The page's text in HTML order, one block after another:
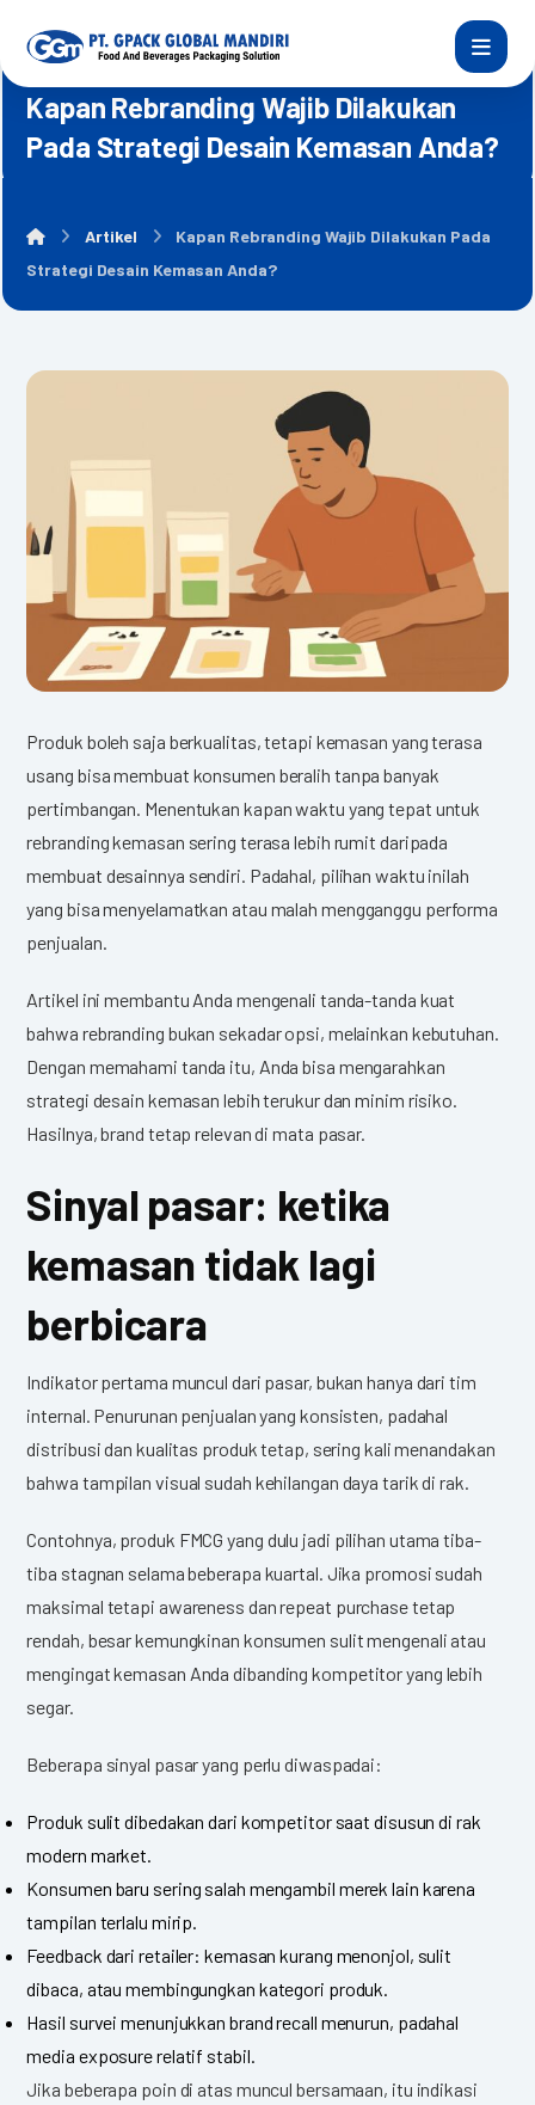
Kapan Rebranding Wajib Dilakukan
Pada Strategi Desain Kemasan Anda?
Artikel
Kapan Rebranding Wajib Dilakukan Pada
Strategi Desain Kemasan Anda?
Produk boleh saja berkualitas, tetapi kemasan yang terasa
usang bisa membuat konsumen beralih tanpa banyak
pertimbangan. Menentukan kapan waktu yang tepat untuk
rebranding kemasan sering terasa lebih rumit daripada
membuat desainnya sendiri. Padahal, pilihan waktu inilah
yang bisa menyelamatkan atau malah mengganggu performa
penjualan.
Artikel ini membantu Anda mengenali tanda-tanda kuat
bahwa rebranding bukan sekadar opsi, melainkan kebutuhan.
Dengan memahami tanda itu, Anda bisa mengarahkan
strategi desain kemasan lebih terukur dan minim risiko.
Hasilnya, brand tetap relevan di mata pasar.
Sinyal pasar: ketika
kemasan tidak lagi
berbicara
Indikator pertama muncul dari pasar, bukan hanya dari tim
internal. Penurunan penjualan yang konsisten, padahal
distribusi dan kualitas produk tetap, sering kali menandakan
bahwa tampilan visual sudah kehilangan daya tarik di rak.
Contohnya, produk FMCG yang dulu jadi pilihan utama tiba-
tiba stagnan selama beberapa kuartal. Jika promosi sudah
maksimal tetapi awareness dan repeat purchase tetap
rendah, besar kemungkinan konsumen sulit mengenali atau
mengingat kemasan Anda dibanding kompetitor yang lebih
segar.
Beberapa sinyal pasar yang perlu diwaspadai:
Produk sulit dibedakan dari kompetitor saat disusun di rak
modern market.
Konsumen baru sering salah mengambil merek lain karena
tampilan terlalu mirip.
Feedback dari retailer: kemasan kurang menonjol, sulit
dibaca, atau membingungkan kategori produk.
Hasil survei menunjukkan brand recall menurun, padahal
media exposure relatif stabil.
Jika beberapa poin di atas muncul bersamaan, itu indikasi